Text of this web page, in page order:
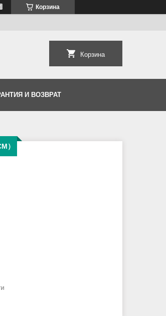
Корзина
Корзина
И ВОЗВРАТ
）